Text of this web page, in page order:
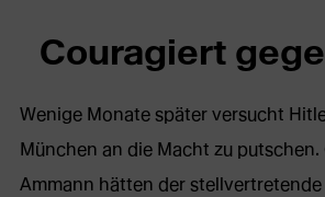
Couragiert
Wenige Monate später versucht
München an die Macht zu putschen.
Ammann hätten der